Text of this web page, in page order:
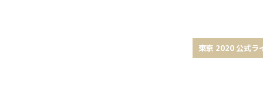
東京 2020 公式ラ